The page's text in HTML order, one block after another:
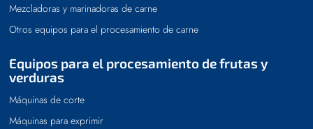
Mezcladoras y marinadoras de carne
Otros equipos para el procesamiento de carne
Equipos para el procesamiento de frutas y
verduras
Máquinas de corte
Máquinas para exprimir